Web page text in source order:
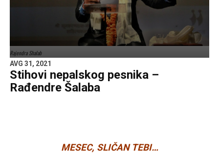
Rajendra Shalab
AVG 31, 2021
Stihovi nepalskog pesnika –
Rađendre Šalaba
MESEC, SLIČAN TEBI…